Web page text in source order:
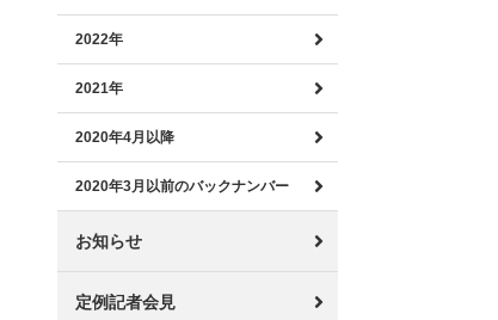
2022年
2021年
2020年4月以降
2020年3月以前のバックナンバー
お知らせ
定例記者会見